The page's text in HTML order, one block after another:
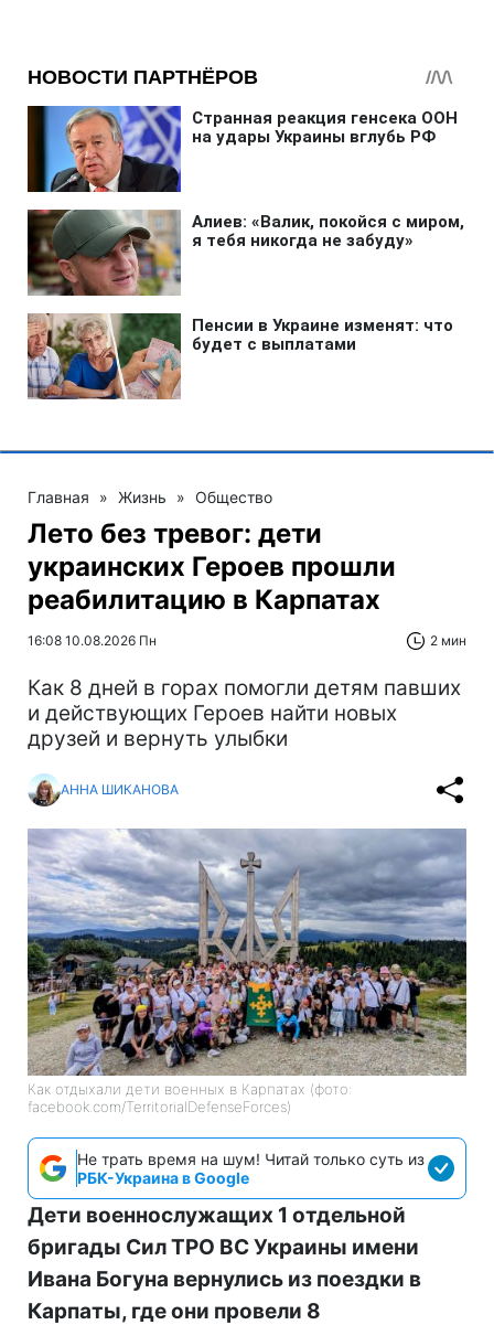
Главная » Жизнь » Общество
Лето без тревог: дети
украинских Героев прошли
реабилитацию в Карпатах
16:08 10.08.2026 Пн 2 мин
Как 8 дней в горах помогли детям павших
и действующих Героев найти новых
друзей и вернуть улыбки
АННА ШИКАНОВА
Как отдыхали дети военных в Карпатах (фото:
facebook.com/TerritorialDefenseForces)
Не трать время на шум! Читай только суть из
РБК-Украина в Google
Дети военнослужащих 1 отдельной
бригады Сил ТРО ВС Украины имени
Ивана Богуна вернулись из поездки в
Карпаты, где они провели 8